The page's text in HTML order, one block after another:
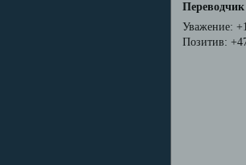
Переводчик
Уважение:
Позитив: